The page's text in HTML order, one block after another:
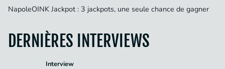
NapoleOINK Jackpot : 3 jackpots, une seule chance de gagner
DERNIÈRES INTERVIEWS
Interview